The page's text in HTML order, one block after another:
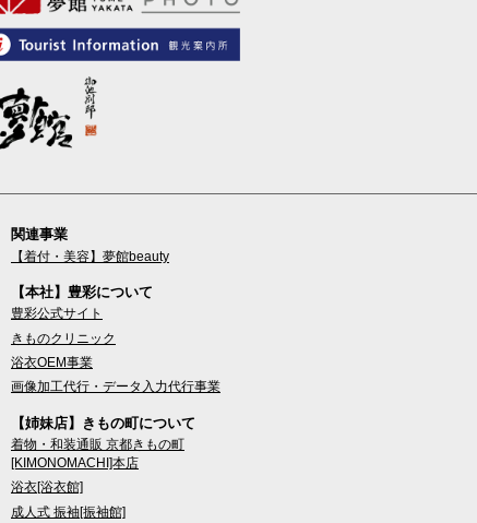
関連事業
【着付・美容】夢館beauty
【本社】豊彩について
豊彩公式サイト
きものクリニック
浴衣OEM事業
画像加工代行・データ入力代行事業
【姉妹店】きもの町について
着物・和装通販 京都きもの町
[KIMONOMACHI]本店
浴衣[浴衣館]
成人式 振袖[振袖館]